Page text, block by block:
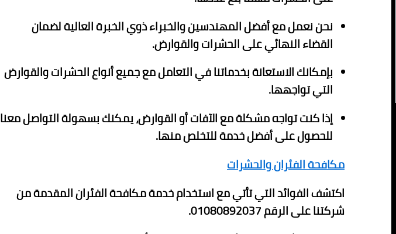
نحن نعمل مع أفضل المهندسين والخبراء ذوي الخبرة العالية لضمان
القضاء النهائي على الحشرات والقوارض.
بإمكانك الاستعانة بخدماتنا في التعامل مع جميع أنواع الحشرات والقوارض
التي تواجهها.
إذا كنت تواجه مشكلة مع الآفات أو القوارض، يمكنك بسهولة التواصل معنا
للحصول على أفضل خدمة للتخلص منها.
مكافحة الفئران والحشرات
اكتشف الفوائد التي تأتي مع استخدام خدمة مكافحة الفئران المقدمة من
شركتنا على الرقم 01080892037.